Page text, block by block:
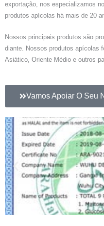
exportação, nos especializamos
produtos apícolas há mais de 20
Nossos principais produtos são
diante. Nossos produtos apícolas
Asiático, Oriente Médio e outros
Vamos Apoiar O Seu